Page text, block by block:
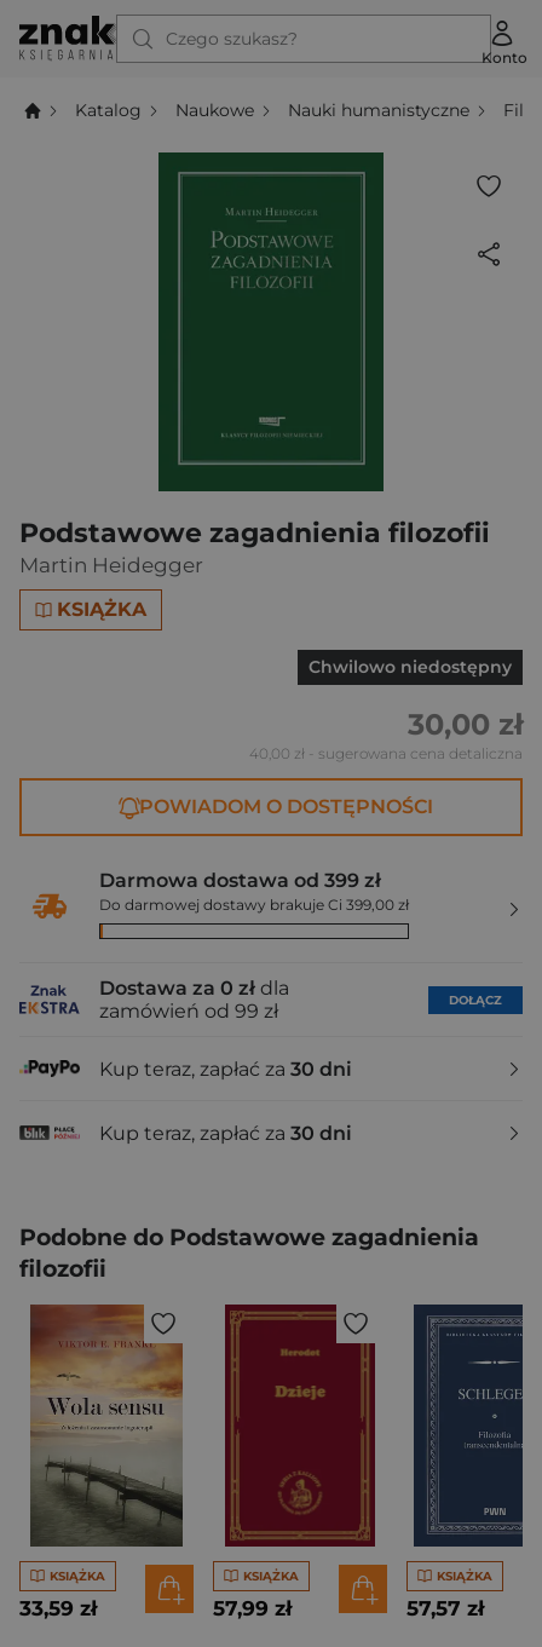
Czego szukasz?
Konto
Katalog Naukowe Nauki humanistyczne
Podstawowe zagadnienia filozofii
Martin Heidegger
KSIĄŻKA
Chwilowo niedostępny
30,00 zł
40,00 zł - sugerowana cena detaliczna
POWIADOM O DOSTĘPNOŚCI
Darmowa dostawa od 399 zł
Do darmowej dostawy brakuje Ci 399,00 zł
Dostawa za 0 zł dla
zamówień od 99 zł
DOŁĄCZ
Kup teraz, zapłać za 30 dni
Kup teraz, zapłać za 30 dni
Podobne do Podstawowe zagadnienia
filozofii
KSIĄŻKA
33,59 zł
KSIĄŻKA
57,99 zł
KSIĄŻKA
57,57 zł